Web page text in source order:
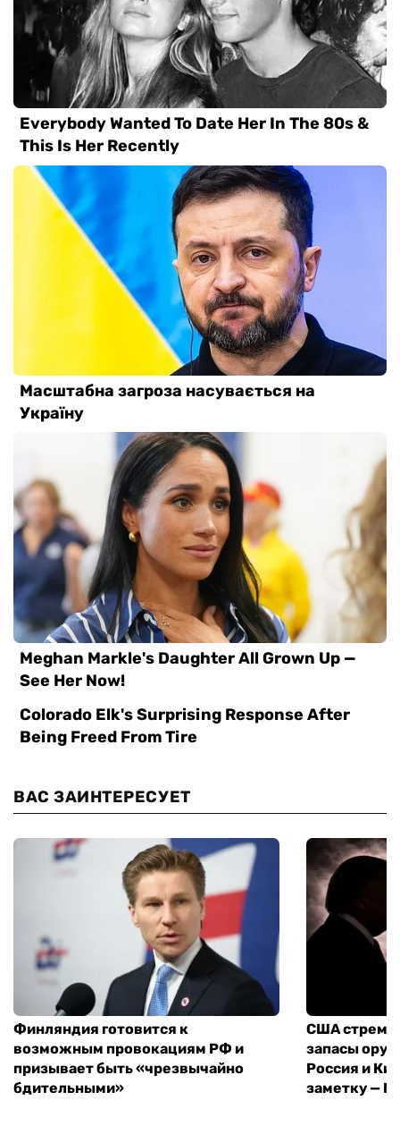
ВАС ЗАИНТЕРЕСУЕТ
Финляндия готовится к
возможным провокациям РФ и
призывает быть «чрезвычайно
бдительными»
США
запасы
Россия и
заметку —